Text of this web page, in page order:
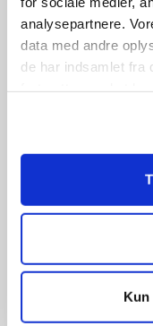
analysepartnere.
data med andre
de har indsamlet fra
Kun
Drej/kip
165cm
2stk. på lager